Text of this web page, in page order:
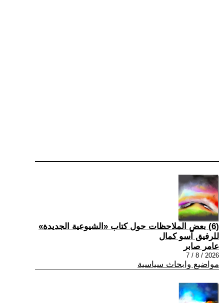
(6) بعض الملاحظات حول كتاب «الشيوعية الجديدة»
للرفيق آسو كمال
عامر صابر
2026 / 8 / 7
مواضيع وابحاث سياسية